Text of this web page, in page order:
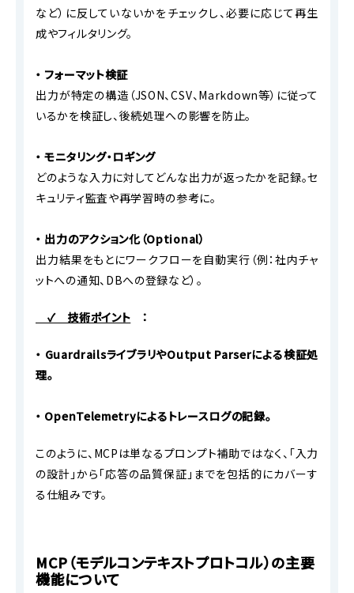
など）に反していないかをチェックし、必要に応じて再生
成やフィルタリング。
・ フォーマット検証
出力が特定の構造（JSON、CSV、Markdown等）に従って
いるかを検証し、後続処理への影響を防止。
・ モニタリング・ロギング
どのような入力に対してどんな出力が返ったかを記録。セ
キュリティ監査や再学習時の参考に。
・ 出力のアクション化（Optional）
出力結果をもとにワークフローを自動実行（例：社内チャ
ットへの通知、DBへの登録など）。
✓ 技術ポイント ：
・ GuardrailsライブラリやOutput Parserによる検証処
理。
・ OpenTelemetryによるトレースログの記録。
このように、MCPは単なるプロンプト補助ではなく、「入力
の設計」から「応答の品質保証」までを包括的にカバーす
る仕組みです。
MCP（モデルコンテキストプロトコル）の主要
機能について